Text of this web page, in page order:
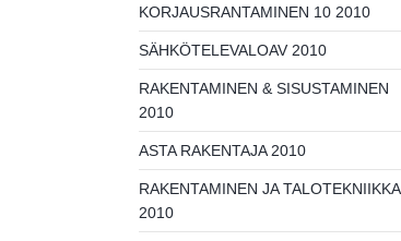
KORJAUSRANTAMINEN 10 2010
SÄHKÖTELEVALOAV 2010
RAKENTAMINEN & SISUSTAMINEN
2010
ASTA RAKENTAJA 2010
RAKENTAMINEN JA TALOTEKNIIKKA
2010